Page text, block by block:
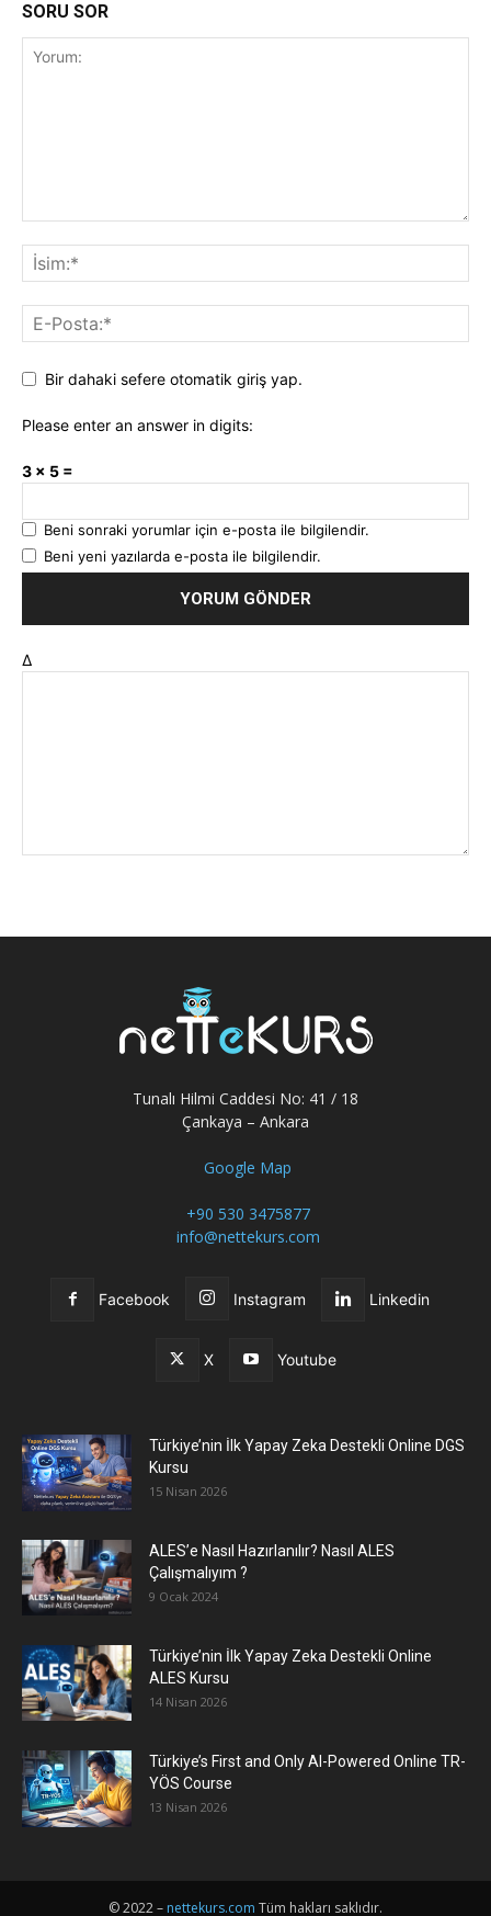
SORU SOR
Bir dahaki sefere otomatik giriş yap.
Please enter an answer in digits:
3 × 5 =
Beni sonraki yorumlar için e-posta ile bilgilendir.
Beni yeni yazılarda e-posta ile bilgilendir.
Δ
Tunalı Hilmi Caddesi No: 41 / 18
Çankaya – Ankara
Google Map
+90 530 3475877
info@nettekurs.com
Facebook Instagram Linkedin
X Youtube
Türkiye’nin İlk Yapay Zeka Destekli Online DGS
Kursu
15 Nisan 2026
ALES’e Nasıl Hazırlanılır? Nasıl ALES
Çalışmalıyım ?
9 Ocak 2024
Türkiye’nin İlk Yapay Zeka Destekli Online
ALES Kursu
14 Nisan 2026
Türkiye’s First and Only AI-Powered Online TR-
YÖS Course
13 Nisan 2026
© 2022 – nettekurs.com Tüm hakları saklıdır.